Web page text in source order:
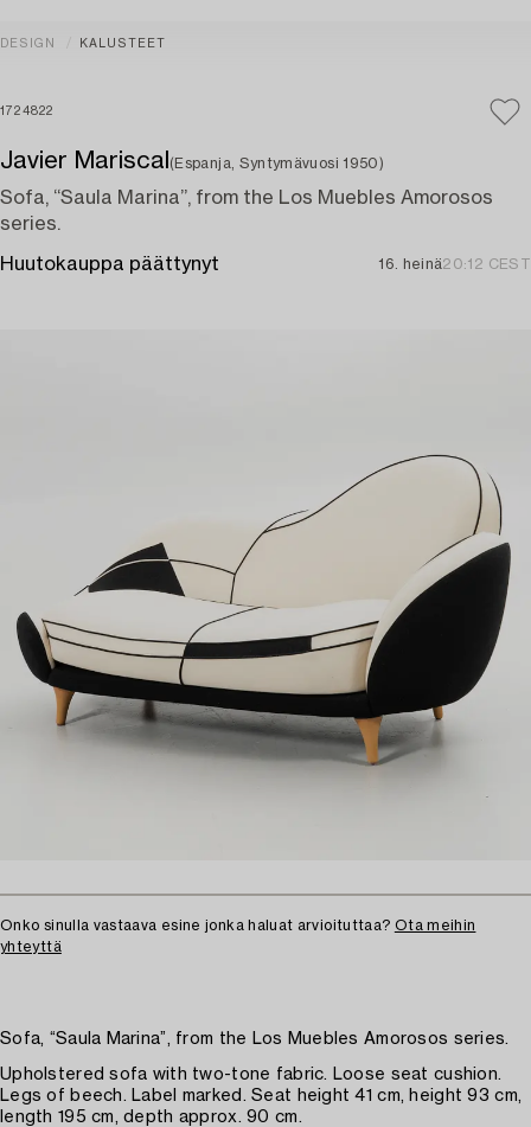
DESIGN KALUSTEET
1724822
Javier Mariscal (Espanja, Syntymävuosi 1950)
Sofa, “Saula Marina”, from the Los Muebles Amorosos
series.
Huutokauppa päättynyt 16. heinä20:12 CEST
Onko sinulla vastaava esine jonka haluat arvioituttaa? Ota meihin
yhteyttä
Sofa, “Saula Marina”, from the Los Muebles Amorosos series.
Upholstered sofa with two-tone fabric. Loose seat cushion.
Legs of beech. Label marked. Seat height 41 cm, height 93 cm,
length 195 cm, depth approx. 90 cm.